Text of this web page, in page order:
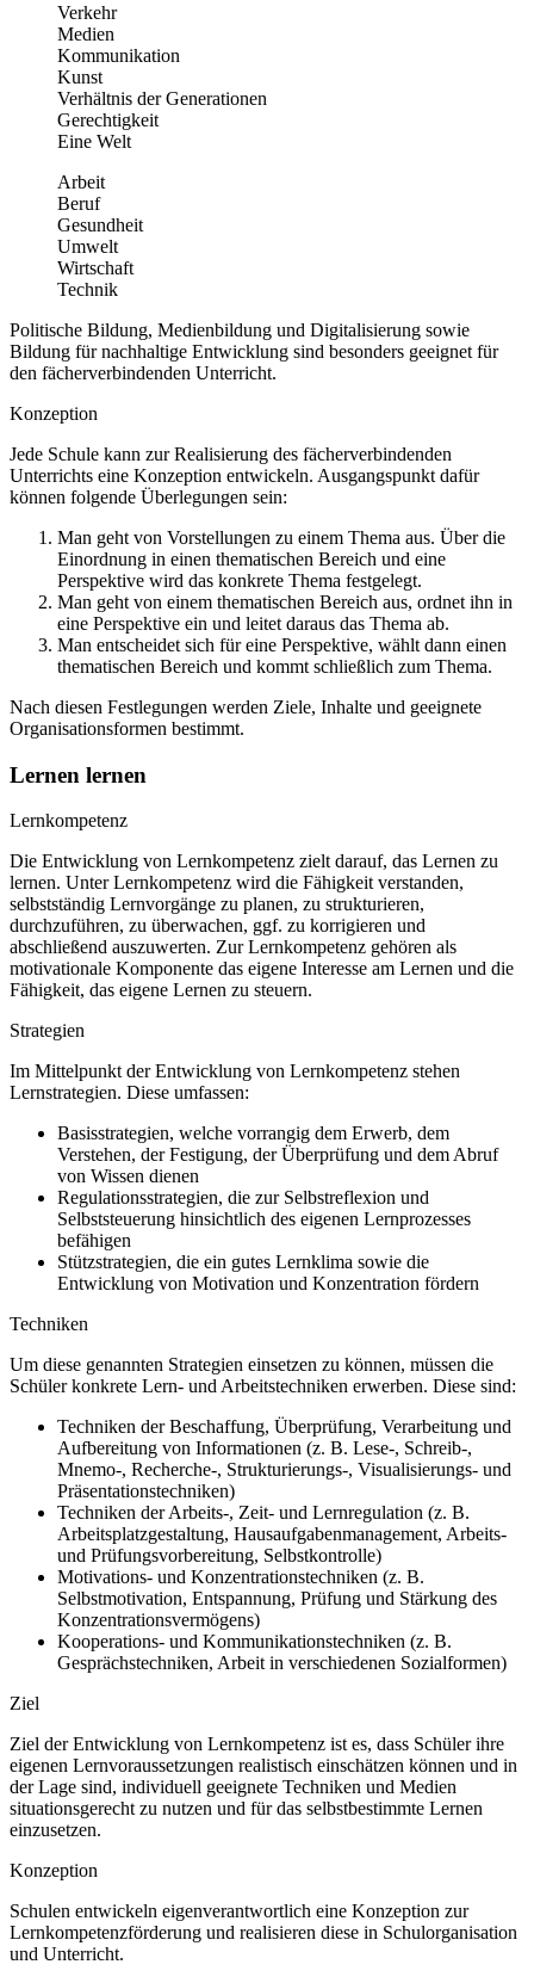
Verkehr
Medien
Kommunikation
Kunst
Verhältnis der Generationen
Gerechtigkeit
Eine Welt
Arbeit
Beruf
Gesundheit
Umwelt
Wirtschaft
Technik
Politische Bildung, Medienbildung und Digitalisierung sowie
Bildung für nachhaltige Entwicklung sind besonders geeignet für
den fächerverbindenden Unterricht.
Konzeption
Jede Schule kann zur Realisierung des fächerverbindenden
Unterrichts eine Konzeption entwickeln. Ausgangspunkt dafür
können folgende Überlegungen sein:
Man geht von Vorstellungen zu einem Thema aus. Über die
Einordnung in einen thematischen Bereich und eine
Perspektive wird das konkrete Thema festgelegt.
Man geht von einem thematischen Bereich aus, ordnet ihn in
eine Perspektive ein und leitet daraus das Thema ab.
Man entscheidet sich für eine Perspektive, wählt dann einen
thematischen Bereich und kommt schließlich zum Thema.
Nach diesen Festlegungen werden Ziele, Inhalte und geeignete
Organisationsformen bestimmt.
Lernen lernen
Lernkompetenz
Die Entwicklung von Lernkompetenz zielt darauf, das Lernen zu
lernen. Unter Lernkompetenz wird die Fähigkeit verstanden,
selbstständig Lernvorgänge zu planen, zu strukturieren,
durchzuführen, zu überwachen, ggf. zu korrigieren und
abschließend auszuwerten. Zur Lernkompetenz gehören als
motivationale Komponente das eigene Interesse am Lernen und die
Fähigkeit, das eigene Lernen zu steuern.
Strategien
Im Mittelpunkt der Entwicklung von Lernkompetenz stehen
Lernstrategien. Diese umfassen:
Basisstrategien, welche vorrangig dem Erwerb, dem
Verstehen, der Festigung, der Überprüfung und dem Abruf
von Wissen dienen
Regulationsstrategien, die zur Selbstreflexion und
Selbststeuerung hinsichtlich des eigenen Lernprozesses
befähigen
Stützstrategien, die ein gutes Lernklima sowie die
Entwicklung von Motivation und Konzentration fördern
Techniken
Um diese genannten Strategien einsetzen zu können, müssen die
Schüler konkrete Lern- und Arbeitstechniken erwerben. Diese sind:
Techniken der Beschaffung, Überprüfung, Verarbeitung und
Aufbereitung von Informationen (z. B. Lese-, Schreib-,
Mnemo-, Recherche-, Strukturierungs-, Visualisierungs- und
Präsentationstechniken)
Techniken der Arbeits-, Zeit- und Lernregulation (z. B.
Arbeitsplatzgestaltung, Hausaufgabenmanagement, Arbeits-
und Prüfungsvorbereitung, Selbstkontrolle)
Motivations- und Konzentrationstechniken (z. B.
Selbstmotivation, Entspannung, Prüfung und Stärkung des
Konzentrationsvermögens)
Kooperations- und Kommunikationstechniken (z. B.
Gesprächstechniken, Arbeit in verschiedenen Sozialformen)
Ziel
Ziel der Entwicklung von Lernkompetenz ist es, dass Schüler ihre
eigenen Lernvoraussetzungen realistisch einschätzen können und in
der Lage sind, individuell geeignete Techniken und Medien
situationsgerecht zu nutzen und für das selbstbestimmte Lernen
einzusetzen.
Konzeption
Schulen entwickeln eigenverantwortlich eine Konzeption zur
Lernkompetenzförderung und realisieren diese in Schulorganisation
und Unterricht.